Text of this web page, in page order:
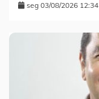
seg 03/08/2026 12:34